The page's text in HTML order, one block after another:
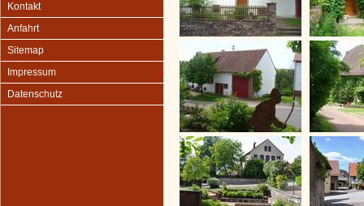
Kontakt
Anfahrt
Sitemap
Impressum
Datenschutz